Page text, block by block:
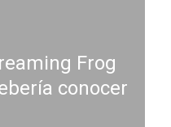
Frog
conocer